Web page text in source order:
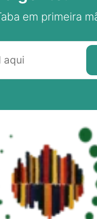
em primeira